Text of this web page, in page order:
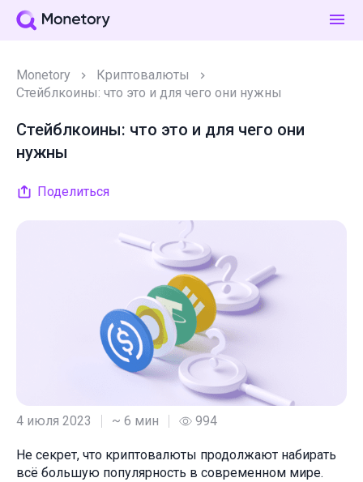
Monetory
Криптовалюты
Стейблкоины: что это и для чего они нужны
Стейблкоины: что это и для чего они
нужны
Поделиться
4 июля 2023 ~ 6 мин 994
Не секрет, что криптовалюты продолжают набирать
всё большую популярность в современном мире.